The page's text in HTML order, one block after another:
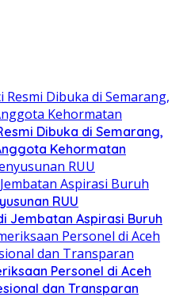
Dibuka di Semarang,
Kehormatan
RUU
Jembatan Aspirasi Buruh
Personel di Aceh
dan Transparan